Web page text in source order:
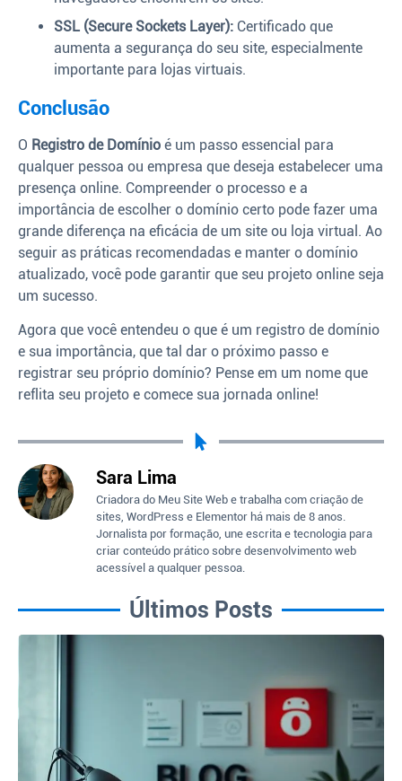
SSL (Secure Sockets Layer): Certificado que
aumenta a segurança do seu site, especialmente
importante para lojas virtuais.
Conclusão
O Registro de Domínio é um passo essencial para
qualquer pessoa ou empresa que deseja estabelecer uma
presença online. Compreender o processo e a
importância de escolher o domínio certo pode fazer uma
grande diferença na eficácia de um site ou loja virtual. Ao
seguir as práticas recomendadas e manter o domínio
atualizado, você pode garantir que seu projeto online seja
um sucesso.
Agora que você entendeu o que é um registro de domínio
e sua importância, que tal dar o próximo passo e
registrar seu próprio domínio? Pense em um nome que
reflita seu projeto e comece sua jornada online!
Sara Lima
Criadora do Meu Site Web e trabalha com criação de
sites, WordPress e Elementor há mais de 8 anos.
Jornalista por formação, une escrita e tecnologia para
criar conteúdo prático sobre desenvolvimento web
acessível a qualquer pessoa.
Últimos Posts